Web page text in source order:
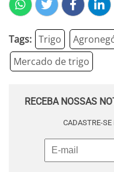
Tags: Trigo
Mercado de trigo
RECEBA NOSSAS
CADASTRE-